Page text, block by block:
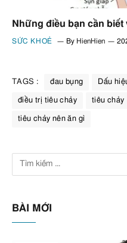
Những điều bạn cần
SỨC KHOẺ By HienHien
TAGS : đau bụng Dấu
điều trị tiêu chảy tiêu chảy
tiêu chảy nên ăn gì
BÀI MỚI